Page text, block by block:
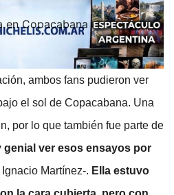
en Copacabana
ambos fans pudieron ver
el sol de Copacabana. Una
por lo que también fue parte de
genial ver esos ensayos por
Martínez-. Ella estuvo